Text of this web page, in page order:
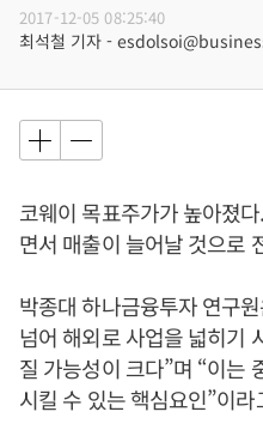
2017-12-05 08:25:40
최석철 기자 -
코웨이 목표주가가 높아졌
면서 매출이 늘어날 것으로
박종대 하나금융투자 연구
넘어 해외로 사업을 넓히기
질 가능성이 크다”며 “이는
시킬 수 있는 핵심요인”이